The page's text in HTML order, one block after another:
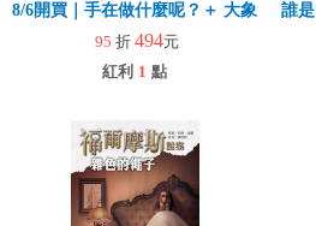
8/6開買｜手在做什麼呢？＋ 大象拉拉樂
95 折 494元
紅利 1 點
誰